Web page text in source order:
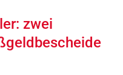
zwei